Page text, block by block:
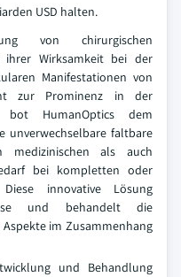
USD halten.
von chirurgischen
ihrer Wirksamkeit bei der
Manifestationen von
zur Prominenz in der
bot HumanOptics dem
unverwechselbare faltbare
medizinischen als auch
bei kompletten oder
innovative Lösung
und behandelt die
im Zusammenhang
und Behandlung